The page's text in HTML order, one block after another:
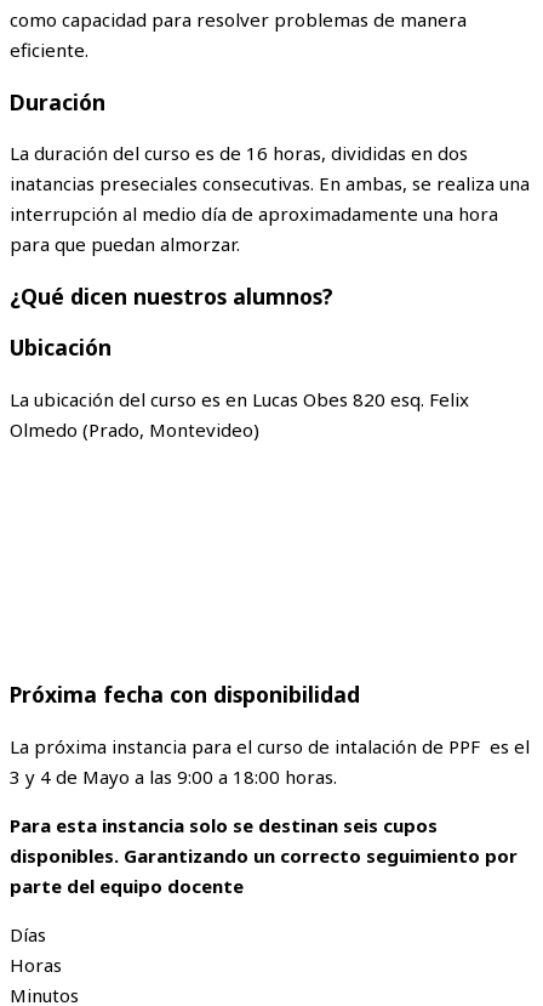
como capacidad para resolver problemas de manera
eficiente.
Duración
La duración del curso es de 16 horas, divididas en dos
inatancias preseciales consecutivas. En ambas, se realiza una
interrupción al medio día de aproximadamente una hora
para que puedan almorzar.
¿Qué dicen nuestros alumnos?
Ubicación
La ubicación del curso es en Lucas Obes 820 esq. Felix
Olmedo (Prado, Montevideo)
Próxima fecha con disponibilidad
La próxima instancia para el curso de intalación de PPF es el
3 y 4 de Mayo a las 9:00 a 18:00 horas.
Para esta instancia solo se destinan seis cupos
disponibles. Garantizando un correcto seguimiento por
parte del equipo docente
Días
Horas
Minutos